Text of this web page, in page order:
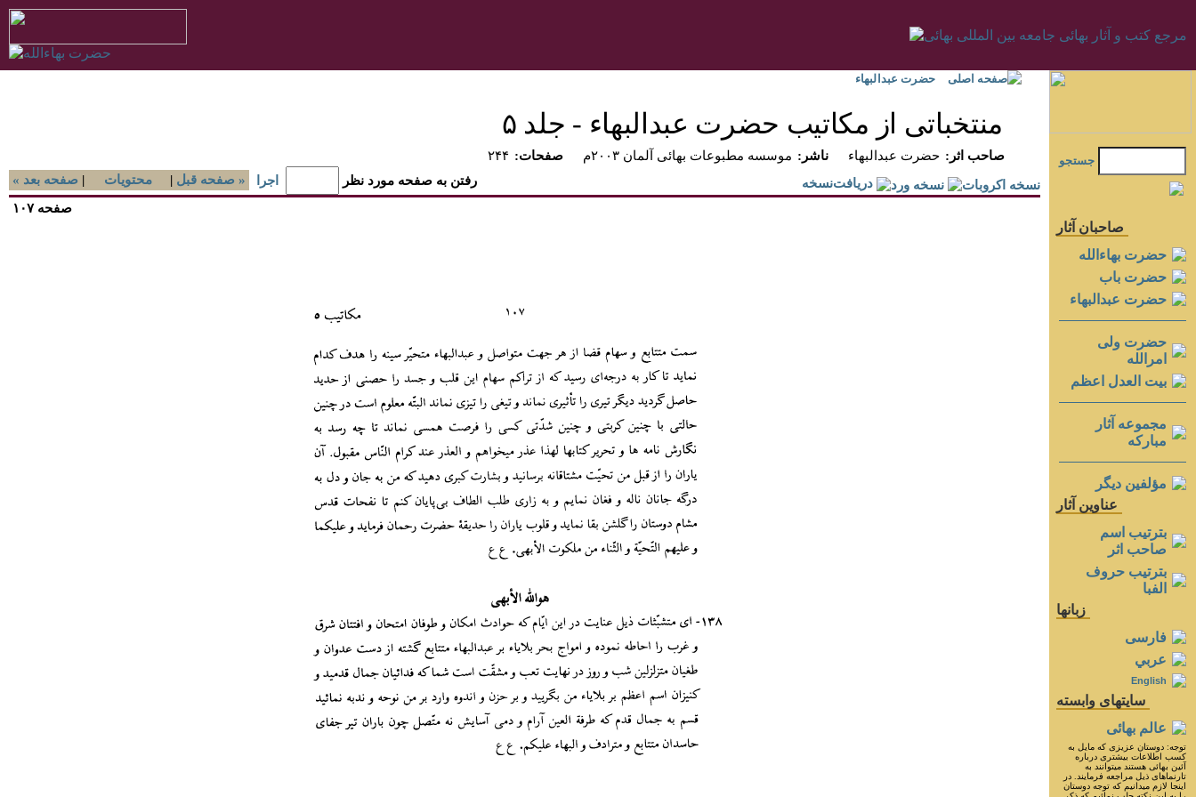
صفحه اصلی حضرت عبدالبهاء
منتخباتى از مكاتيب حضرت عبدالبهاء - جلد ۵
۲۴۴ :صفحات موسسه مطبوعات بهائی آلمان ۲۰۰۳م :ناشر حضرت عبدالبهاء
:صاحب اثر
« صفحه بعد | محتويات | صفحه قبل » رفتن به صفحه مورد نظر اجرا
جستجو
صاحبان آثار
حضرت بهاءالله
حضرت باب
حضرت عبدالبهاء
حضرت ولی
امرالله
بيت العدل اعظم
مجموعه آثار
مباركه
مؤلفين ديگر
عناوين آثار
بترتيب اسم
صاحب اثر
بترتيب حروف
الفبا
زبانها
فارسی
عربي
English
سايتهای وابسته
عالم بهائی
توجه: دوستان عزيزى كه مايل به
كسب اطلاعات بيشترى درباره
آئين بهائى هستند ميتوانند به
تارنماهاى ذيل مراجعه فرمايند. در
اينجا لازم ميدانيم كه توجه دوستان